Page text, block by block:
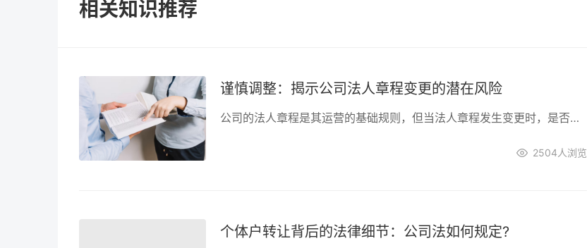
相关知识推荐
谨慎调整：揭示公司法人章程变更的潜在风险
公司的法人章程是其运营的基础规则，但当法人章程发生变更时，是否会对法人产生不利影响呢？本文将深入探讨公司法人不变章程变更可能带来的潜在风险，为企业的决策者提供警示。
2504 人浏览
个体户转让背后的法律细节：公司法如何规定?